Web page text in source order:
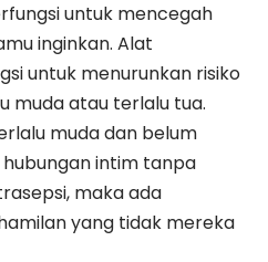
untuk mencegah
inginkan. Alat
untuk menurunkan risiko
muda atau terlalu tua.
muda dan belum
intim tanpa
maka ada
yang tidak mereka